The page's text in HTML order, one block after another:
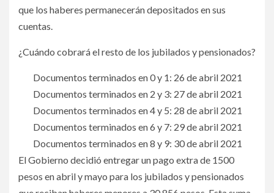
que los haberes permanecerán depositados en sus
cuentas.
¿Cuándo cobrará el resto de los jubilados y pensionados?
Documentos terminados en 0 y 1: 26 de abril 2021
Documentos terminados en 2 y 3: 27 de abril 2021
Documentos terminados en 4 y 5: 28 de abril 2021
Documentos terminados en 6 y 7: 29 de abril 2021
Documentos terminados en 8 y 9: 30 de abril 2021
El Gobierno decidió entregar un pago extra de 1500
pesos en abril y mayo para los jubilados y pensionados